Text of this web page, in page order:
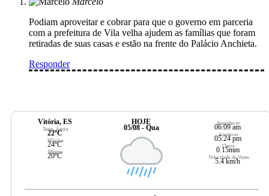
Podiam aproveitar e cobrar para que o governo em parceria
com a prefeitura de Vila velha ajudem as famílias que foram
retiradas de suas casas e estão na frente do Palácio Anchieta.
Responder
Vitória, ES
Temp. Agora
22ºC
Máxima
24ºC
Mínima
20ºC
HOJE
05/08 - Qua
Amanhecer
06:09 am
Anoitecer
05:24 pm
Chuva
0.15mm
Velocidade do Vento
5.4 km/h